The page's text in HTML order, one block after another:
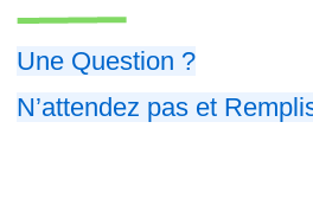
Une Question ?
N’attendez pas et